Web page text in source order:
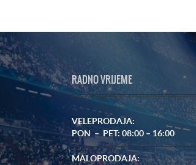
RADNO VRIJEME
VELEPRODAJA:
PON – PET: 08:00 – 16:00
MALOPRODAJA: